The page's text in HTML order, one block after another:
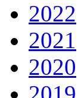
2022
2021
2020